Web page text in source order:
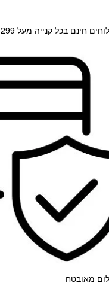
חינם בכל קנייה מעל 299 ₪
מאובטח